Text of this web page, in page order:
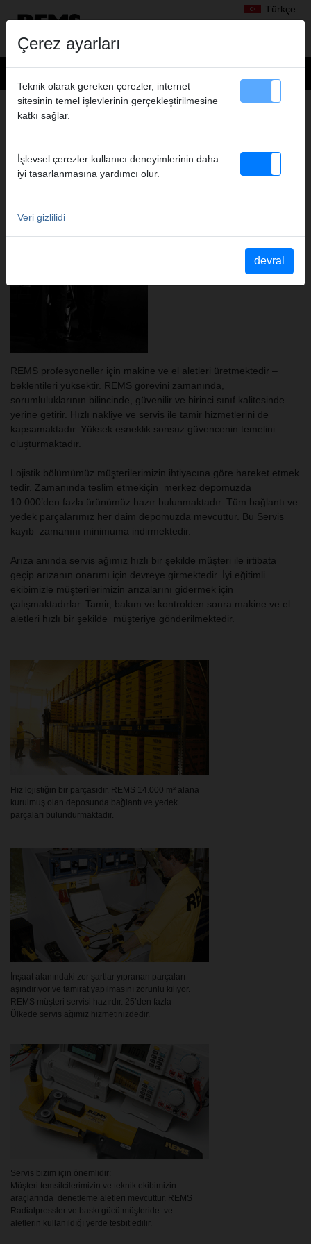
Türkçe
REMS – FOR PROFESSIONALS.
MÜKEMMEL SERVIS. HER YERDE
REMS profesyoneller için makine ve el aletleri üretmektedir –
beklentileri yüksektir. REMS görevini zamanında,
sorumluluklarının bilincinde, güvenilir ve birinci sınıf kalitesinde
yerine getirir. Hızlı nakliye ve servis ile tamir hizmetlerini de
kapsamaktadır. Yüksek esneklik sonsuz güvencenin temelini
oluşturmaktadır.
Lojistik bölümümüz müşterilerimizin ihtiyacına göre hareket etmek
tedir. Zamanında teslim etmekiçin merkez depomuzda
10.000’den fazla ürünümüz hazır bulunmaktadır. Tüm bağlantı ve
yedek parçalarımız her daim depomuzda mevcuttur. Bu Servis
kayıb zamanını minimuma indirmektedir.
Arıza anında servis ağımız hızlı bir şekilde müşteri ile irtibata
geçip arızanın onarımı için devreye girmektedir. İyi eğitimli
ekibimizle müşterilerimizin arızalarını gidermek için
çalışmaktadırlar. Tamir, bakım ve kontrolden sonra makine ve el
aletleri hızlı bir şekilde müşteriye gönderilmektedir.
Hız lojistiğin bir parçasıdır. REMS 14.000 m² alana
kurulmuş olan deposunda bağlantı ve yedek
parçaları bulundurmaktadır.
İnşaat alanındaki zor şartlar yıpranan parçaları
aşındırıyor ve tamirat yapılmasını zorunlu kılıyor.
REMS müşteri servisi hazırdır. 25’den fazla
Ülkede servis ağımız hizmetinizdedir.
Servis bizim için önemlidir:
Müşteri temsilcilerimizin ve teknik ekibimizin
araçlarında denetleme aletleri mevcuttur. REMS
Radialpressler ve baskı gücü müşteride ve
aletlerin kullanıldığı yerde tesbit edilir.
Çerez ayarları
Teknik olarak gereken çerezler, internet
sitesinin temel işlevlerinin gerçekleştirilmesine
katkı sağlar.
İşlevsel çerezler kullanıcı deneyimlerinin daha
iyi tasarlanmasına yardımcı olur.
Veri gizliliđi
devral